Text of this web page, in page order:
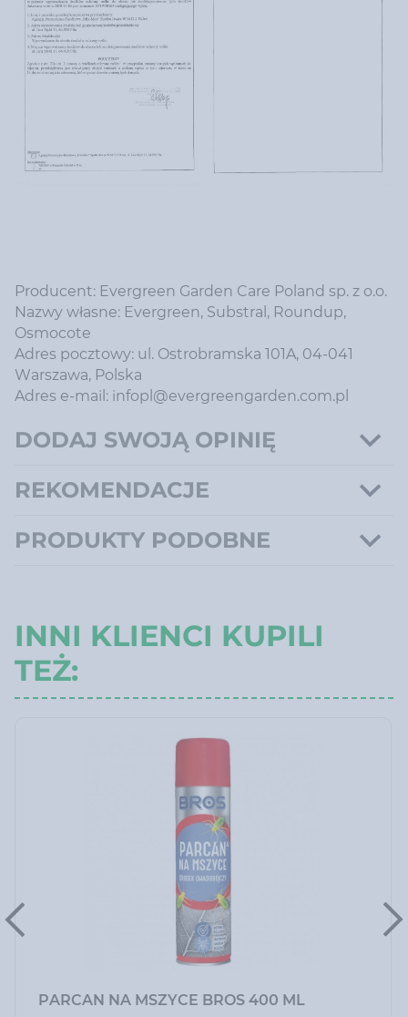
Producent: Evergreen Garden Care Poland sp. z o.o.
Nazwy własne: Evergreen, Substral, Roundup,
Osmocote
Adres pocztowy: ul. Ostrobramska 101A, 04-041
Warszawa, Polska
Adres e-mail: infopl@evergreengarden.com.pl
DODAJ SWOJĄ OPINIĘ
REKOMENDACJE
PRODUKTY PODOBNE
INNI KLIENCI KUPILI
TEŻ:
PARCAN NA MSZYCE BROS 400 ML